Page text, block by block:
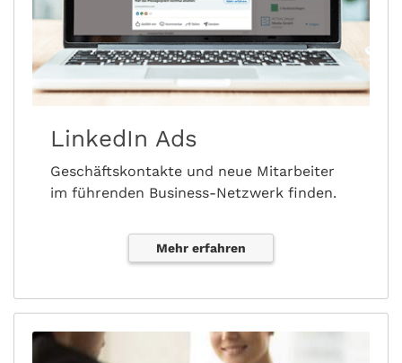
LinkedIn Ads
Geschäftskontakte und neue Mitarbeiter
im führenden Business-Netzwerk finden.
Mehr erfahren